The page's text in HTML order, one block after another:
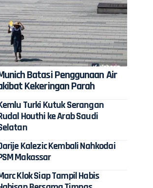
Batasi Penggunaan Air
Kekeringan Parah
Turki Kutuk Serangan
Houthi ke Arab Saudi
Kalezic Kembali Nahkodai
Makassar
Klok Siap Tampil Habis